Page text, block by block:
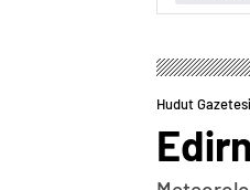
Hudut Gazetesi